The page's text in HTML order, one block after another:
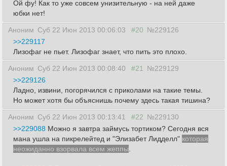
Ой фу! Как то уже совсем унизительную - на ней даже
юбки нет!
Аноним Суб 22 Июн 2013 00:06:03 #20 №229126
>>229117
Лизофаг не пьет. Лизофаг знает, что пить это плохо.
Аноним Суб 22 Июн 2013 00:08:40 #21
№229129
>>229126
Ладно, извини, погорячился с приколами на такие темы.
Но может хотя бы объяснишь почему здесь такая тишина?
Аноним Суб 22 Июн 2013 00:13:41 #22 №229130
>>229088 Можно я завтра займусь тортиком? Сегодня вся
мана ушла на пикрелейтед и "Элизабет Лидделл" которая
неожиданно взорвала всем жеппы